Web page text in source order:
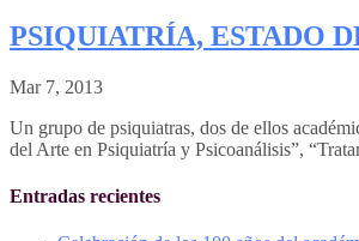
PSIQUIATRÍA, ESTADO
Mar 7, 2013
Un grupo de psiquiatras, dos de ellos
del Arte en Psiquiatría y Psicoanálisis”,
Entradas recientes